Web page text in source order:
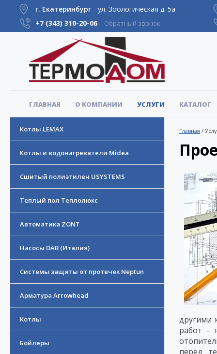
г. Екатеринбург
ул. Зоологическая д. 5а
+7 (343) 310-20-06 Обратный звонок
ГЛАВНАЯ О КОМПАНИИ УСЛУГИ КАТАЛОГ
Котлы LEMAX
Котлы и водонагреватели Midea
Сшитый полиэтилен USYSTEMS
Теплый пол Теплолюкс
Автоматика ZONT
Насосы DAB (Италия)
Системы защиты от протечек Neptun
Арматура Arrowhead
Котлы
Бойлеры
Главная /
другими
работ –
перед